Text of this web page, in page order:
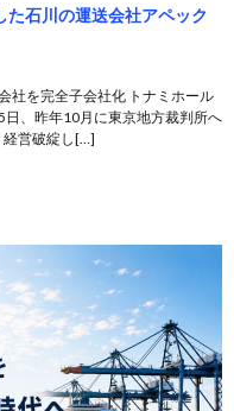
た石川の運送会社アペック
社を完全子会社化 トナミホール
、昨年10月に東京地方裁判所へ
経営破綻し[…]